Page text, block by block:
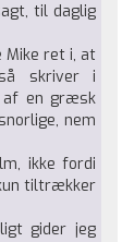
til daglig
Mike ret i, at
skriver i
af en græsk
nem
ikke fordi
tiltrækker
gider jeg